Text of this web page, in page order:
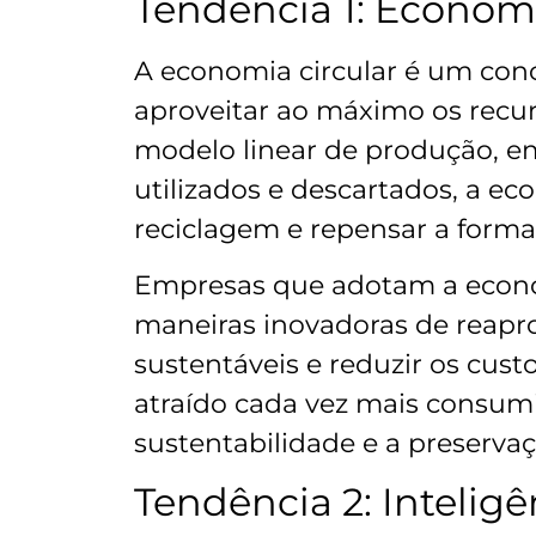
A economia circular é um
aproveitar ao máximo os
modelo linear de produção,
utilizados e descartados, a
reciclagem e repensar a
Empresas que adotam a
maneiras inovadoras de
sustentáveis e reduzir os
atraído cada vez mais
sustentabilidade e a
Tendência 2: